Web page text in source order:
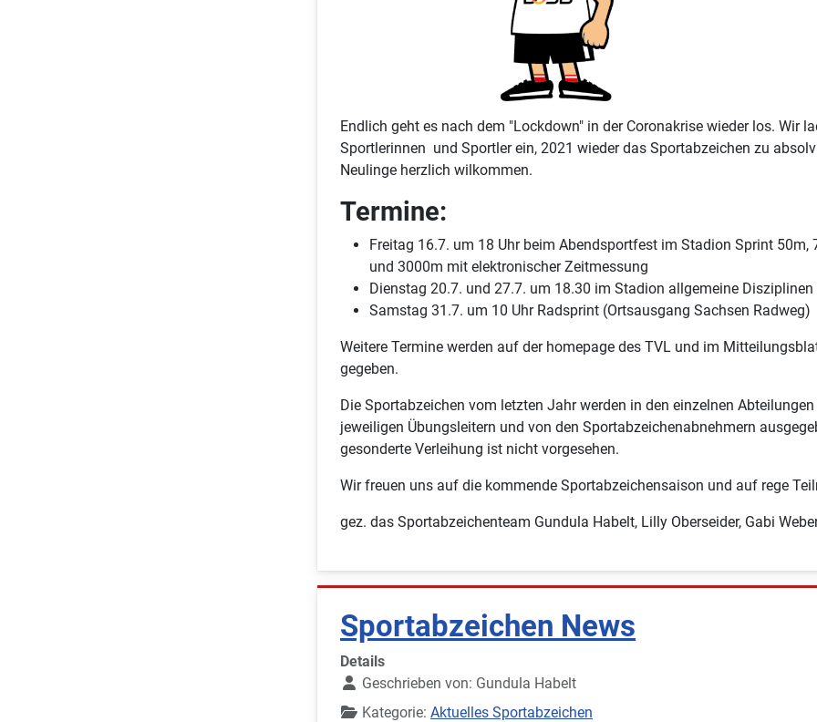
Endlich geht es nach dem "Lockdown" in der Coronakrise wieder los. Wir
Sportlerinnen und Sportler ein, 2021 wieder das Sportabzeichen zu
Neulinge herzlich wilkommen.
Termine:
Freitag 16.7. um 18 Uhr beim Abendsportfest im Stadion Sprint 50m,
und 3000m mit elektronischer Zeitmessung
Dienstag 20.7. und 27.7. um 18.30 im Stadion allgemeine Disziplinen
Samstag 31.7. um 10 Uhr Radsprint (Ortsausgang Sachsen Radweg)
Weitere Termine werden auf der homepage des TVL und im
gegeben.
Die Sportabzeichen vom letzten Jahr werden in den einzelnen
jeweiligen Übungsleitern und von den Sportabzeichenabnehmern
gesonderte Verleihung ist nicht vorgesehen.
Wir freuen uns auf die kommende Sportabzeichensaison und auf rege
gez. das Sportabzeichenteam Gundula Habelt, Lilly Oberseider, Gabi
Sportabzeichen News
Details
Geschrieben von: Gundula Habelt
Kategorie: Aktuelles Sportabzeichen